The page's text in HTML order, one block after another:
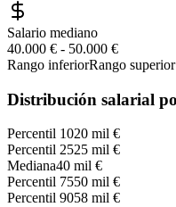
Salario mediano
40.000 € - 50.000 €
Rango inferiorRango superior
Distribución salarial
Percentil 1020 mil €
Percentil 2525 mil €
Mediana40 mil €
Percentil 7550 mil €
Percentil 9058 mil €